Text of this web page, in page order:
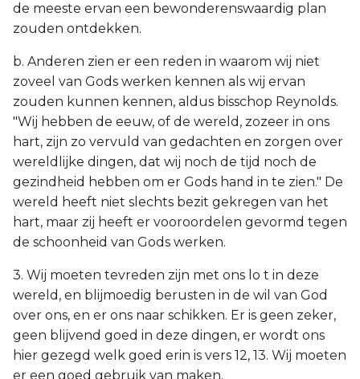
de meeste ervan een bewonderenswaardig plan
zouden ontdekken.
b. Anderen zien er een reden in waarom wij niet
zoveel van Gods werken kennen als wij ervan
zouden kunnen kennen, aldus bisschop Reynolds.
"Wij hebben de eeuw, of de wereld, zozeer in ons
hart, zijn zo vervuld van gedachten en zorgen over
wereldlijke dingen, dat wij noch de tijd noch de
gezindheid hebben om er Gods hand in te zien." De
wereld heeft niet slechts bezit gekregen van het
hart, maar zij heeft er vooroordelen gevormd tegen
de schoonheid van Gods werken.
3. Wij moeten tevreden zijn met ons lo t in deze
wereld, en blijmoedig berusten in de wil van God
over ons, en er ons naar schikken. Er is geen zeker,
geen blijvend goed in deze dingen, er wordt ons
hier gezegd welk goed erin is vers 12, 13. Wij moeten
er een goed gebruik van maken.